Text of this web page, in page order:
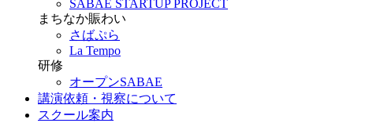
SABAE STARTUP PROJECT
まちなか賑わい
さばぷら
La Tempo
研修
オープンSABAE
講演依頼・視察について
スクール案内